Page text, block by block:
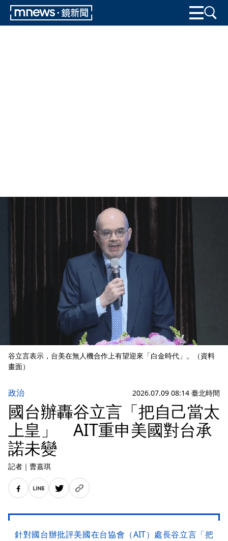
谷立言表示，台美在無人機合作上有望迎來「白金時代」。（資料
畫面）
政治 2026.07.09 08:14 臺北時間
國台辦轟谷立言「把自己當太
上皇」 AIT重申美國對台承
諾未變
記者 ｜ 曹嘉琪
針對國台辦批評美國在台協會（AIT）處長谷立言「把